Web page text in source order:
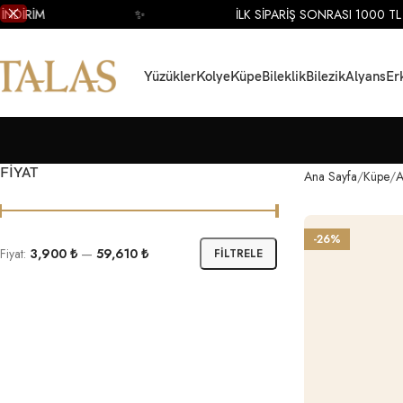
YüzüklerKolyeKüpeBileklikBilezikAlyans
FIYAT
FILTRELE
Fiyat: 3,900 ₺ — 59,610 ₺
Ana Sayfa Küpe
-26%
İLK SİPARİŞ SONRASI 1000 TL